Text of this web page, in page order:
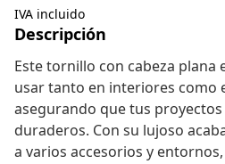
IVA incluido
Descripción
Este tornillo con cabeza plana
usar tanto en interiores como
asegurando que tus
duraderos. Con su lujoso
a varios accesorios y